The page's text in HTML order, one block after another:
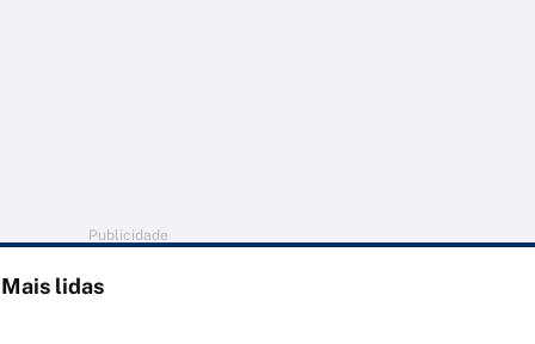
Publicidade
Mais lidas